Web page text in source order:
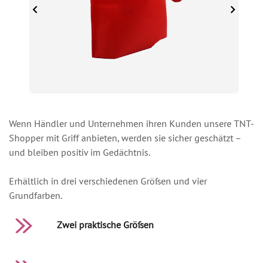
Wenn Händler und Unternehmen ihren Kunden unsere TNT-
Shopper mit Griff anbieten, werden sie sicher geschätzt –
und bleiben positiv im Gedächtnis.
Erhältlich in drei verschiedenen Größen und vier
Grundfarben.
Zwei praktische Größen